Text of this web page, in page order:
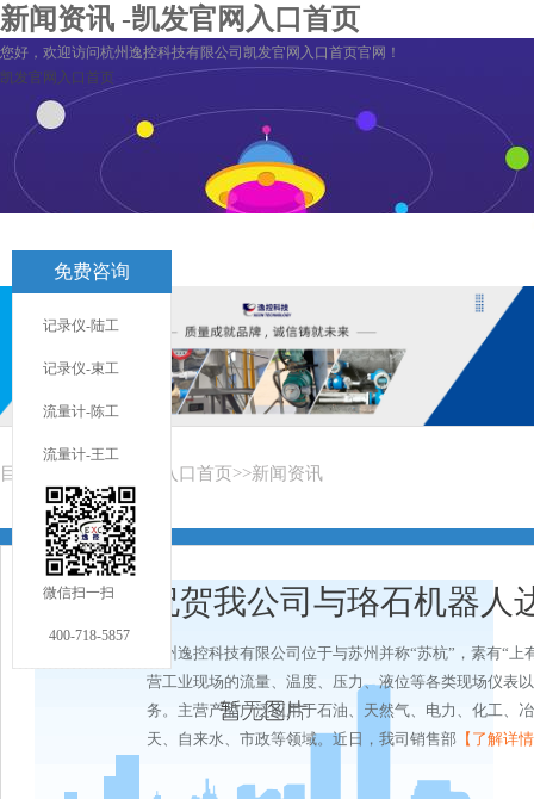
新闻资讯 -凯发官网入口首页
您好，欢迎访问杭州逸控科技有限公司凯发官网入口首页官网！
凯发官网入口首页
凯发官网入口首页
联系凯发官网入口首页 服务与支持
目前您在： 凯发官网入口首页>>新闻资讯
祝贺我公司与珞石机器
的信任与支持!
杭州逸控科技有限公司位于与苏州并称“苏杭”，素有“
营工业现场的流量、温度、压力、液位等各类现场仪表
务。主营产品广泛应用于石油、天然气、电力、化工、
天、自来水、市政等领域。近日，我司销售部 【了解详
免费咨询
记录仪-陆工
记录仪-束工
流量计-陈工
流量计-王工
微信扫一扫
400-718-5857